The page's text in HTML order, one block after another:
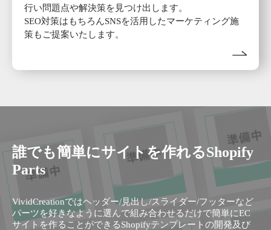
行い問題点や解決策を見つけ出します。
SEO対策はもちろんSNSを活用したマーケティング施
策もご提案いたします。
誰でも簡単にサイトを作れるShopify
Parts
VividCreationではヘッダー/見出し/スライダー/フッターなど
パーツを好きなように選んで組み合わせるだけで簡単にEC
サイトを作ることができるShopifyテンプレートの開発及び